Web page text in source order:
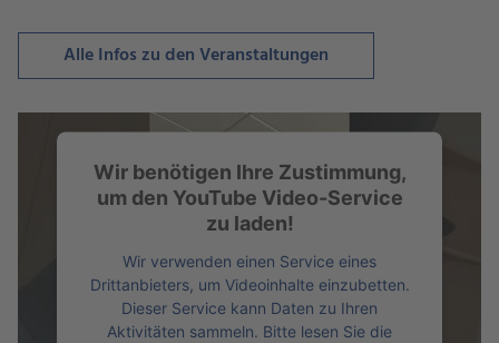
Alle Infos zu den Veranstaltungen
Wir benötigen Ihre Zustimmung,
um den YouTube Video-Service
zu laden!
Wir verwenden einen Service eines
Drittanbieters, um Videoinhalte einzubetten.
Dieser Service kann Daten zu Ihren
Aktivitäten sammeln. Bitte lesen Sie die